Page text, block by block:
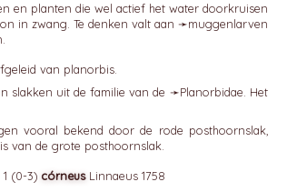
en planten die wel actief het water doorkruisen
in zwang. Te denken valt aan ➛muggenlarven
van planorbis.
Klein geslacht van slakken uit de familie van de ➛Planorbidae . Het
vooral bekend door de rode posthoornslak,
is van de grote posthoornslak.
córneusLinnaeus 1758